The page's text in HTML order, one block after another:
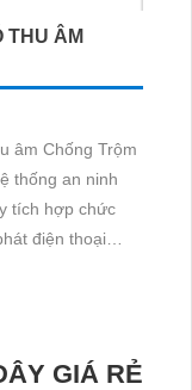
THU ÂM
âm Chống Trộm
thống an ninh
điện thoại
GIÁ RẺ